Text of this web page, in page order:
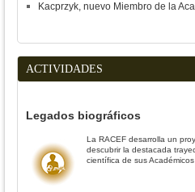
Kacprzyk, nuevo Miembro de la
ACTIVIDADES
Legados biográficos
La RACEF desarrolla un
descubrir la destacada
científica de sus Académicos